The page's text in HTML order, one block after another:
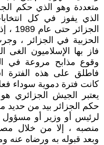
متعددة وهو الذي حكم
الذي يفوز في كل
الحزبية في الجزائر ،
فاز بها الإسلاميون الغى
وقوع مذابح مروعة في
فاطلق على هذه الفترة
كانت فترة دموية سوداء
يعتبر الجيش الجزائري
حكم الجزائر بيد من حديد
لرئيس أو وزير أو مسؤول
منصبه ، إلا من خلال
وبعد قبوله به ورضاه عنه